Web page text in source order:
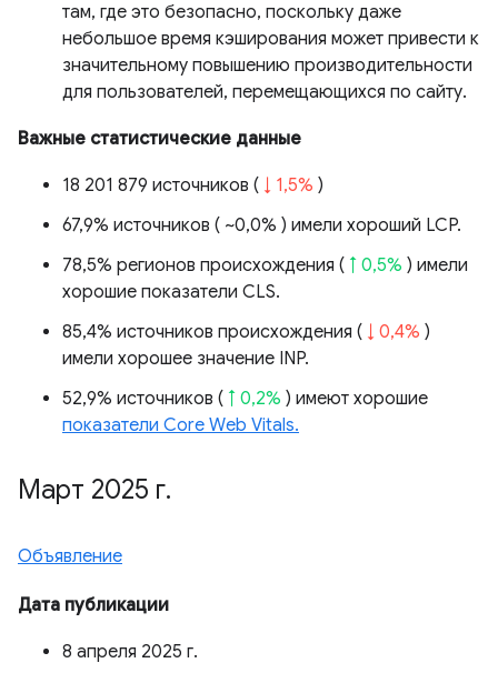
там, где это безопасно, поскольку даже
небольшое время кэширования может привести к
значительному повышению производительности
для пользователей, перемещающихся по сайту.
Важные статистические данные
18 201 879 источников ( ↓ 1,5% )
67,9% источников ( ~0,0% ) имели хороший LCP.
78,5% регионов происхождения ( ↑ 0,5% ) имели
хорошие показатели CLS.
85,4% источников происхождения ( ↓ 0,4% )
имели хорошее значение INP.
52,9% источников ( ↑ 0,2% ) имеют хорошие
показатели Core Web Vitals.
Март 2025 г.
Объявление
Дата публикации
8 апреля 2025 г.